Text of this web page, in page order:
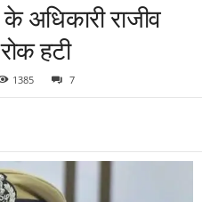
अधिकारी राजीव
हटी
1385 7